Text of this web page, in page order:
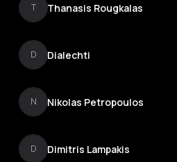
T Thanasis Rougkalas
D Dialechti
N Nikolas Petropoulos
D Dimitris Lampakis